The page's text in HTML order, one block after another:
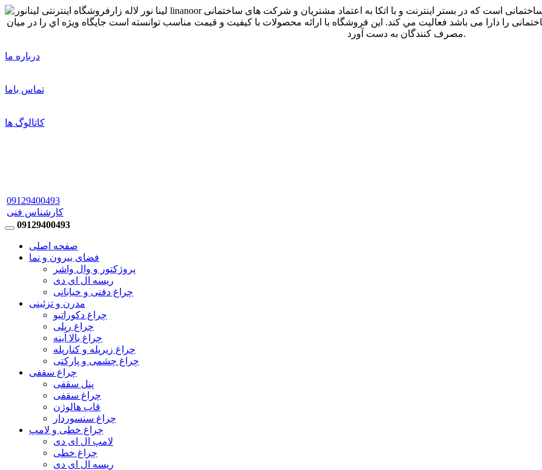
درباره ما
تماس باما
کاتالوگ ها
09129400493
کارشناس فنی
09129400493
صفحه اصلی
فضای بیرون و نما
پروژکتور و وال واشر
ریسه ال ای دی
چراغ دفنی و خیابانی
مدرن و تزئینی
چراغ دکوراتیو
چراغ ریلی
چراغ بالا آینه
چراغ زیرپله و کنارپله
چراغ چشمی و پارکتی
چراغ سقفی
پنل سقفی
چراغ سقفی
قاب هالوژن
چراغ سنسوردار
چراغ خطی و لامپ
لامپ ال ای دی
چراغ خطی
ریسه ال ای دی